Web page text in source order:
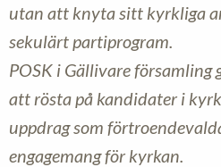
utan att knyta sitt kyrkliga
sekulärt partiprogram.
POSK i Gällivare församling
att rösta på kandidater i
uppdrag som
engagemang för kyrkan.